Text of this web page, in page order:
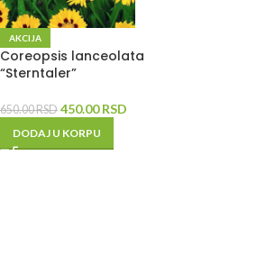
AKCIJA
Coreopsis lanceolata
“Sterntaler”
650.00RSD 450.00RSD
DODAJ U KORPU